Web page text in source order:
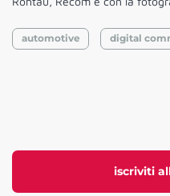
iscriviti
automotive digital